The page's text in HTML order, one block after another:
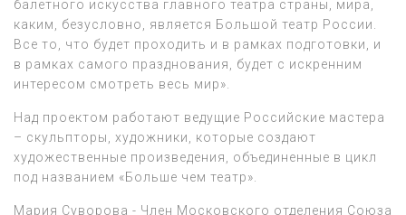
балетного искусства главного театра страны, мира,
каким, безусловно, является Большой театр России.
Все то, что будет проходить и в рамках подготовки, и
в рамках самого празднования, будет с искренним
интересом смотреть весь мир».
Над проектом работают ведущие Российские мастера
– скульпторы, художники, которые создают
художественные произведения, объединенные в цикл
под названием «Больше чем театр».
Мария Суворова - Член Московского отделения Союза